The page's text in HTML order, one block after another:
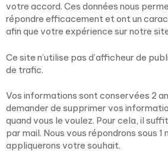
votre accord. Ces données nous
répondre efficacement et ont un
afin que votre expérience sur notre
Ce site n’utilise pas d’afficheur de
de trafic.
Vos informations sont conservées 2
demander de supprimer vos
quand vous le voulez. Pour cela, il
par mail. Nous vous répondrons sous 1
appliquerons votre souhait.